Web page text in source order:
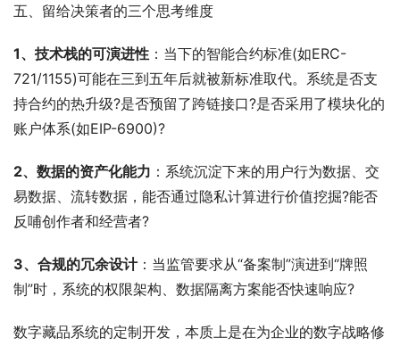
五、留给决策者的三个思考维度
1、技术栈的可演进性 ：当下的智能合约标准(如ERC-
721/1155)可能在三到五年后就被新标准取代。系统是否支
持合约的热升级?是否预留了跨链接口?是否采用了模块化的
账户体系(如EIP-6900)?
2、数据的资产化能力 ：系统沉淀下来的用户行为数据、交
易数据、流转数据，能否通过隐私计算进行价值挖掘?能否
反哺创作者和经营者?
3、合规的冗余设计：当监管要求从“备案制”演进到“牌照
制”时，系统的权限架构、数据隔离方案能否快速响应?
数字藏品系统的定制开发，本质上是在为企业的数字战略修